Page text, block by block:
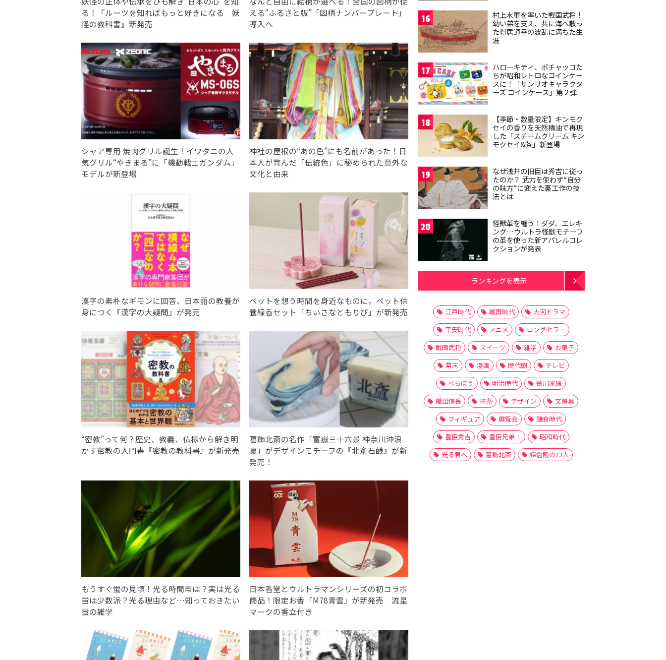
る！『ルーツを知ればもっと好きになる 妖
怪の教科書』新発売
える“ふるさと版”「図柄ナンバープレート」
導入へ
シャア専用 焼肉グリル誕生！イワタニの人
気グリル“やきまる”に「機動戦士ガンダム」
モデルが新登場
神社の屋根の“あの色”にも名前があった！日
本人が育んだ「伝統色」に秘められた意外な
文化と由来
漢字の素朴なギモンに回答、日本語の教養が
身につく『漢字の大疑問』が発売
ペットを想う時間を身近なものに。ペット供
養線香セット「ちいさなともりび」が新発売
“密教”って何？歴史、教義、仏様から解き明
かす密教の入門書『密教の教科書』が新発売
葛飾北斎の名作「富嶽三十六景 神奈川沖浪
裏」がデザインモチーフの『北斎石鹸』が新
発売！
もうすぐ蛍の見頃！光る時間帯は？実は光る
蛍は少数派？光る理由など…知っておきたい
蛍の雑学
日本香堂とウルトラマンシリーズの初コラボ
商品！限定お香「M78青雲」が新発売 流星
マークの香立付き
16
村上水軍を率いた戦国武将！
幼い弟を支え、共に海へ散っ
た得居通幸の波乱に満ちた生
涯
17
ハローキティ、ポチャッコた
ちが昭和レトロなコインケー
スに！「サンリオキャラクタ
ーズ コインケース」第２弾
18
【季節・数量限定】キンモク
セイの香りを天然精油で再現
した「スチームクリーム キン
モクセイ&茶」新登場
19
なぜ浅井の旧臣は秀吉に従っ
たのか？ 武力を使わず“自分
の味方”に変えた裏工作の技
法とは
20
怪獣革を纏う！ダダ、エレキ
ング…ウルトラ怪獣モチーフ
の革を使った新アパレルコレ
クションが発表
ランキングを表示
江戸時代 戦国時代
大河ドラマ
平安時代
アニメ
ロングセラー
戦国武将
スイーツ 雑学
お菓子
幕末
漫画 時代劇
テレビ
べらぼう
明治時代
徳川家康
織田信長
抹茶 デザイン
文房具
フィギュア
展覧会
鎌倉時代
豊臣秀吉
豊臣兄弟！
昭和時代
光る君へ
葛飾北斎 鎌倉殿の13人